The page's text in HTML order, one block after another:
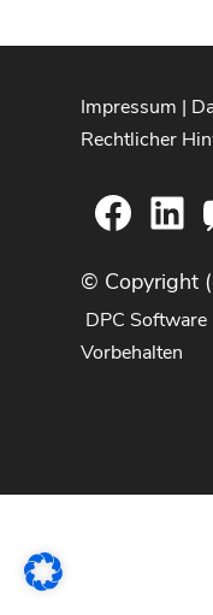
Impressum |
Rechtlicher
© Copyright
DPC
Vorbehalten